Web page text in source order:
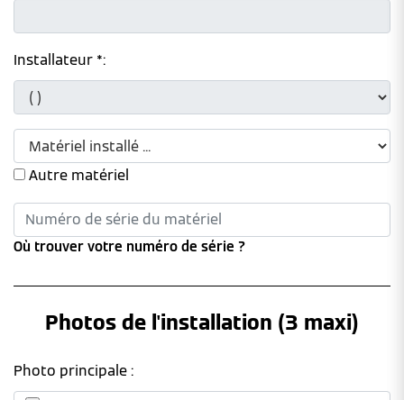
Installateur *:
Autre matériel
Où trouver votre numéro de série ?
Photos de l'installation (3 maxi)
Photo principale :